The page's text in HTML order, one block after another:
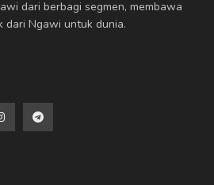
dari berbagi segmen, membawa
dari Ngawi untuk dunia.